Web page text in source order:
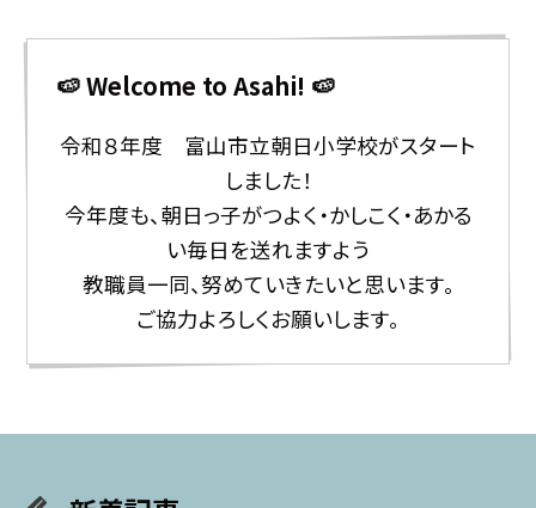
🍉 Welcome to Asahi! 🍉
令和８年度 富山市立朝日小学校がスタート
しました！
今年度も、朝日っ子がつよく・かしこく・あかる
い毎日を送れますよう
教職員一同、努めていきたいと思います。
ご協力よろしくお願いします。